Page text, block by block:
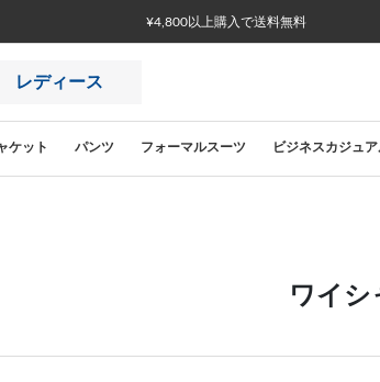
¥4,800以上購入で送料無料
レディース
ケット パンツ フォーマルスーツ ビジネスカジュア
ワイシ